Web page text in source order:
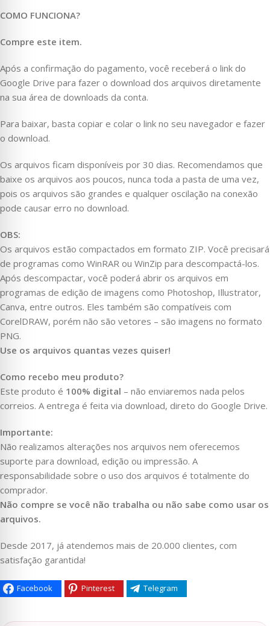
COMO FUNCIONA?
Compre este item.
Após a confirmação do pagamento, você receberá o link do
Google Drive para fazer o download dos arquivos diretamente
na sua área de downloads da conta.
Para baixar, basta copiar e colar o link no seu navegador e fazer
o download.
Os arquivos ficam disponíveis por 30 dias. Recomendamos que
baixe os arquivos aos poucos, nunca toda a pasta de uma vez,
pois os arquivos são grandes e qualquer oscilação na conexão
pode causar erro no download.
OBS:
Os arquivos estão compactados em formato ZIP. Você precisará
de programas como WinRAR ou WinZip para descompactá-los.
Após descompactar, você poderá abrir os arquivos em
programas de edição de imagens como Photoshop, Illustrator,
Canva, entre outros. Eles também são compatíveis com
CorelDRAW, porém não são vetores – são imagens no formato
PNG.
Use os arquivos quantas vezes quiser!
Como recebo meu produto?
Este produto é 100% digital – não enviaremos nada pelos
correios. A entrega é feita via download, direto do Google Drive.
Importante:
Não realizamos alterações nos arquivos nem oferecemos
suporte para download, edição ou impressão. A
responsabilidade sobre o uso dos arquivos é totalmente do
comprador.
Não compre se você não trabalha ou não sabe como usar os
arquivos.
Desde 2017, já atendemos mais de 20.000 clientes, com
satisfação garantida!
Facebook Pinterest Telegram